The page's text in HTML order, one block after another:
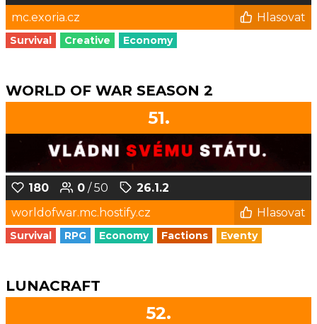
mc.exoria.cz
Hlasovat
Survival Creative Economy
WORLD OF WAR SEASON 2
51.
180 0 / 50
26.1.2
worldofwar.mc.hostify.cz
Hlasovat
Survival RPG Economy Factions Eventy
LUNACRAFT
52.